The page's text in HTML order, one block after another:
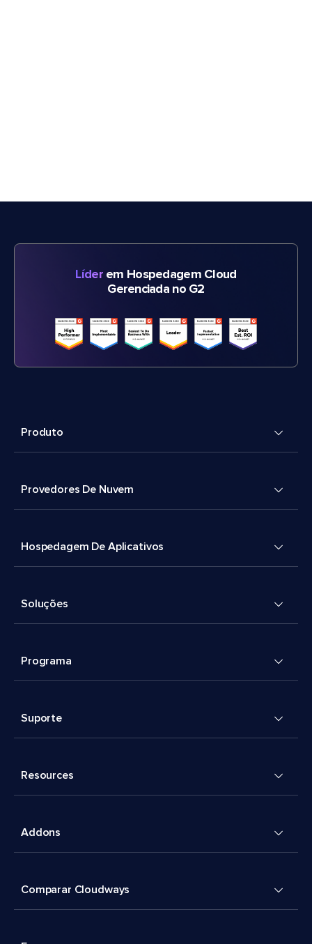
Líderem Hospedagem Cloud
Gerenciada no G2
Produto
Provedores De Nuvem
Hospedagem De Aplicativos
Soluções
Programa
Suporte
Resources
Addons
Comparar Cloudways